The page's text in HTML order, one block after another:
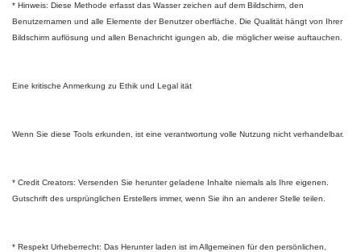
* Hinweis: Diese Methode erfasst das Wasser zeichen auf dem Bildschirm, den
Benutzernamen und alle Elemente der Benutzer oberfläche. Die Qualität hängt von Ihrer
Bildschirm auflösung und allen Benachricht igungen ab, die möglicher weise auftauchen.
Eine kritische Anmerkung zu Ethik und Legal ität
Wenn Sie diese Tools erkunden, ist eine verantwortung volle Nutzung nicht verhandelbar.
* Credit Creators: Versenden Sie herunter geladene Inhalte niemals als Ihre eigenen.
Gutschrift des ursprünglichen Erstellers immer, wenn Sie ihn an anderer Stelle teilen.
* Respekt Urheberrecht: Das Herunter laden ist im Allgemeinen für den persönlichen,